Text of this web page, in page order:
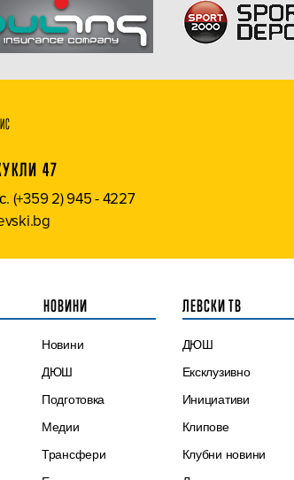
47
(+359 2) 945 - 4227
НОВИНИ
Новини
ДЮШ
Подготовка
Медии
Трансфери
ЛЕВСКИ ТВ
ДЮШ
Ексклузивно
Инициативи
Клипове
Клубни новини